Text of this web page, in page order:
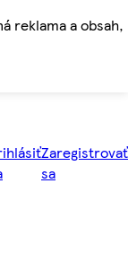
reklama a obsah,
Zaregistrovať
sa